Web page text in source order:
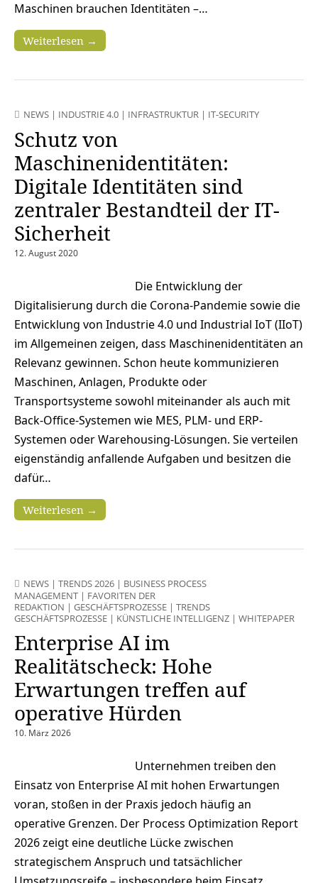
Maschinen brauchen Identitäten –…
Weiterlesen →
NEWS | INDUSTRIE 4.0 | INFRASTRUKTUR | IT-SECURITY
Schutz von
Maschinenidentitäten:
Digitale Identitäten sind
zentraler Bestandteil der IT-
Sicherheit
12. August 2020
Die Entwicklung der
Digitalisierung durch die Corona-Pandemie sowie die
Entwicklung von Industrie 4.0 und Industrial IoT (IIoT)
im Allgemeinen zeigen, dass Maschinenidentitäten an
Relevanz gewinnen. Schon heute kommunizieren
Maschinen, Anlagen, Produkte oder
Transportsysteme sowohl miteinander als auch mit
Back-Office-Systemen wie MES, PLM- und ERP-
Systemen oder Warehousing-Lösungen. Sie verteilen
eigenständig anfallende Aufgaben und besitzen die
dafür…
Weiterlesen →
NEWS | TRENDS 2026 | BUSINESS PROCESS
MANAGEMENT | FAVORITEN DER
REDAKTION | GESCHÄFTSPROZESSE | TRENDS
GESCHÄFTSPROZESSE | KÜNSTLICHE INTELLIGENZ | WHITEPAPER
Enterprise AI im
Realitätscheck: Hohe
Erwartungen treffen auf
operative Hürden
10. März 2026
Unternehmen treiben den
Einsatz von Enterprise AI mit hohen Erwartungen
voran, stoßen in der Praxis jedoch häufig an
operative Grenzen. Der Process Optimization Report
2026 zeigt eine deutliche Lücke zwischen
strategischem Anspruch und tatsächlicher